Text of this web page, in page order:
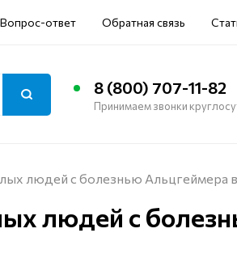
Вопрос-ответ Обратная связь
8 (800) 707-11-82
Принимаем звонки
людей с болезнью Альцгеймера
людей с